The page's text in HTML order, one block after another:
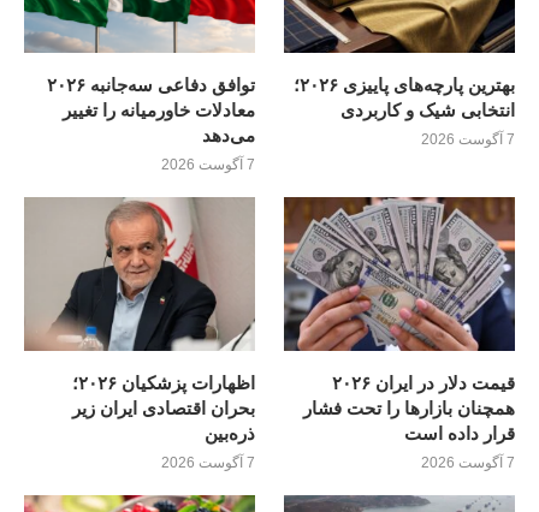
بهترین پارچه‌های پاییزی ۲۰۲۶؛
انتخابی شیک و کاربردی
7 آگوست 2026
توافق دفاعی سه‌جانبه ۲۰۲۶
معادلات خاورمیانه را تغییر
می‌دهد
7 آگوست 2026
قیمت دلار در ایران ۲۰۲۶
همچنان بازارها را تحت فشار
قرار داده است
7 آگوست 2026
اظهارات پزشکیان ۲۰۲۶؛
بحران اقتصادی ایران زیر
ذره‌بین
7 آگوست 2026